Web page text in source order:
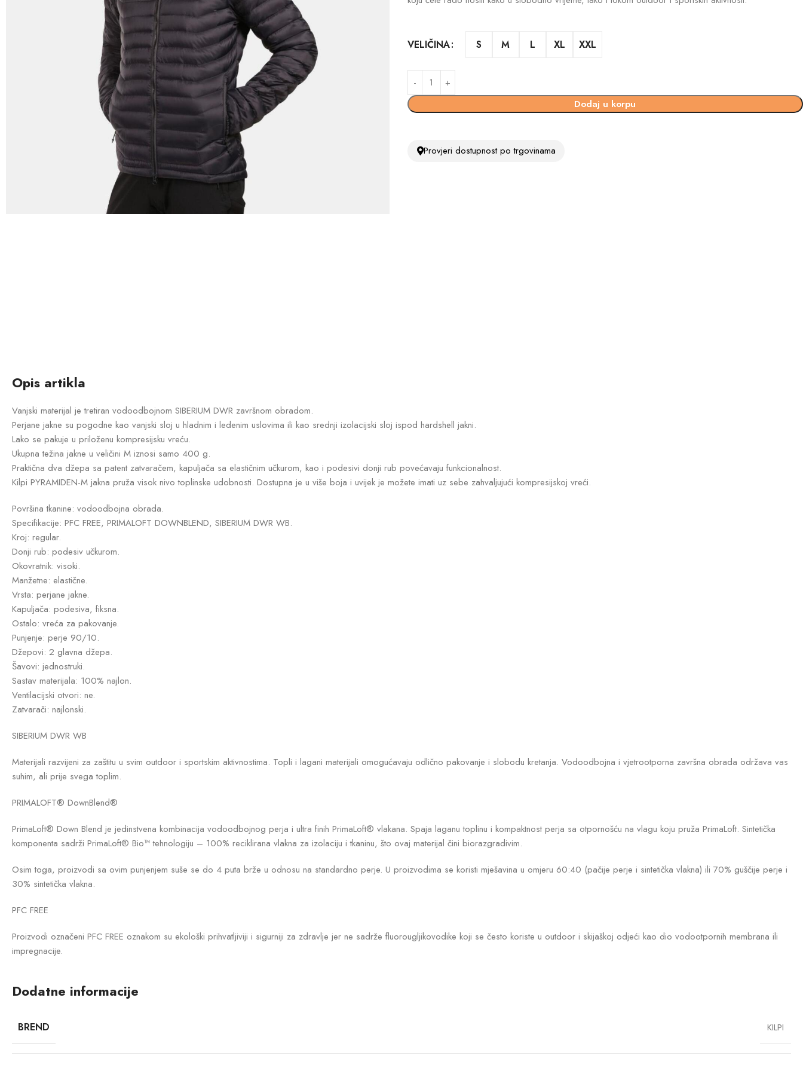
VELIČINA S M L XL XXL
Dodaj u korpu
Provjeri dostupnost po trgovinama
Opis artikla
Vanjski materijal je tretiran vodoodbojnom SIBERIUM DWR završnom obradom.
Perjane jakne su pogodne kao vanjski sloj u hladnim i ledenim uslovima ili kao srednji izolacijski sloj ispod hardshell jakni.
Lako se pakuje u priloženu kompresijsku vreću.
Ukupna težina jakne u veličini M iznosi samo 400 g.
Praktična dva džepa sa patent zatvaračem, kapuljača sa elastičnim učkurom, kao i podesivi donji rub povećavaju funkcionalnost.
Kilpi PYRAMIDEN-M jakna pruža visok nivo toplinske udobnosti. Dostupna je u više boja i uvijek je možete imati uz sebe zahvaljujući kompresijskoj vreći.
Površina tkanine: vodoodbojna obrada.
Specifikacije: PFC FREE, PRIMALOFT DOWNBLEND, SIBERIUM DWR WB.
Kroj: regular.
Donji rub: podesiv učkurom.
Okovratnik: visoki.
Manžetne: elastične.
Vrsta: perjane jakne.
Kapuljača: podesiva, fiksna.
Ostalo: vreća za pakovanje.
Punjenje: perje 90/10.
Džepovi: 2 glavna džepa.
Šavovi: jednostruki.
Sastav materijala: 100% najlon.
Ventilacijski otvori: ne.
Zatvarači: najlonski.
SIBERIUM DWR WB
Materijali razvijeni za zaštitu u svim outdoor i sportskim aktivnostima. Topli i lagani materijali omogućavaju odlično pakovanje i slobodu kretanja. Vodoodbojna i vjetrootporna završna obrada održava vas
suhim, ali prije svega toplim.
PRIMALOFT® DownBlend®
PrimaLoft® Down Blend je jedinstvena kombinacija vodoodbojnog perja i ultra finih PrimaLoft® vlakana. Spaja laganu toplinu i kompaktnost perja sa otpornošću na vlagu koju pruža PrimaLoft. Sintetička
komponenta sadrži PrimaLoft® Bio™ tehnologiju – 100% reciklirana vlakna za izolaciju i tkaninu, što ovaj materijal čini biorazgradivim.
Osim toga, proizvodi sa ovim punjenjem suše se do 4 puta brže u odnosu na standardno perje. U proizvodima se koristi mješavina u omjeru 60:40 (pačije perje i sintetička vlakna) ili 70% guščije perje i
30% sintetička vlakna.
PFC FREE
Proizvodi označeni PFC FREE oznakom su ekološki prihvatljiviji i sigurniji za zdravlje jer ne sadrže fluorougljikovodike koji se često koriste u outdoor i skijaškoj odjeći kao dio vodootpornih membrana ili
impregnacije.
Dodatne informacije
BREND KILPI